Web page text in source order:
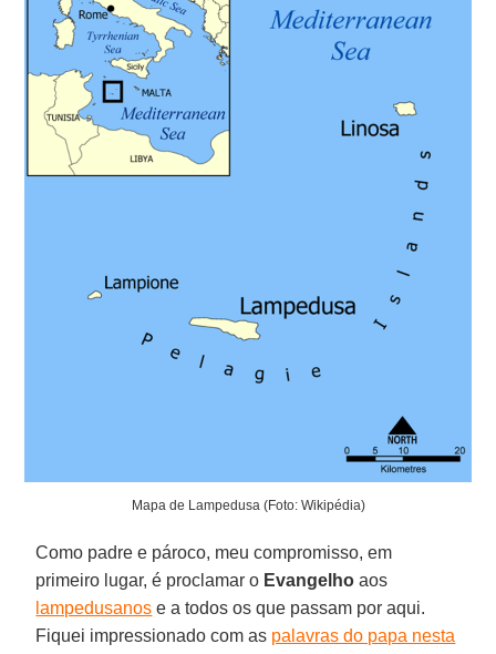
Mapa de Lampedusa (Foto: Wikipédia)
Como padre e pároco, meu compromisso, em
primeiro lugar, é proclamar o Evangelho aos
lampedusanos e a todos os que passam por aqui.
Fiquei impressionado com as palavras do papa nesta